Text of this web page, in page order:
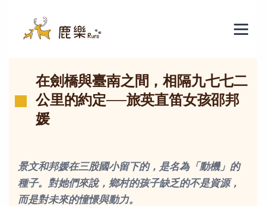
在劍橋與臺南之間，相隔九七七二
公里的約定──旅英直笛女孩邵邦
媛
景文和邦媛在三股國小留下的，是名為「動機」的
種子。對她們來說，鄉村的孩子缺乏的不是資源，
而是對未來的憧憬與動力。